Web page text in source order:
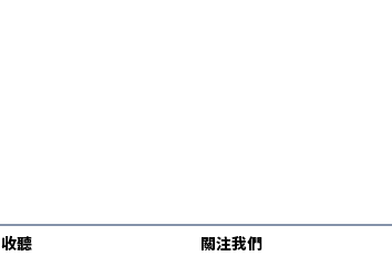
收聽 關注我們